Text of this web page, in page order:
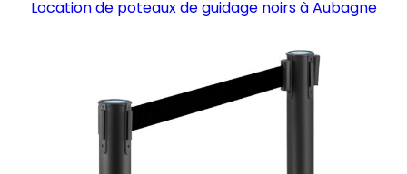
Location de poteaux de guidage noirs à Aubagne